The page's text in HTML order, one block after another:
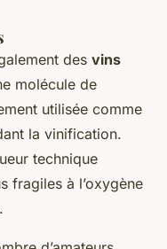
des vins
molécule de
utilisée comme
la vinification.
technique
fragiles à l’oxygène